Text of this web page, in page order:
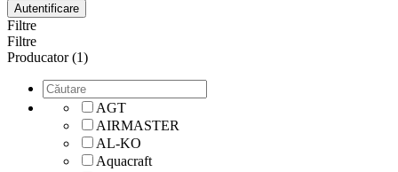
Autentificare
Filtre
Filtre
Producator (1)
AGT
AIRMASTER
AL-KO
Aquacraft